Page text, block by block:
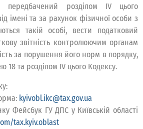
передбачений розділом IV цього
імені та за рахунок фізичної особи з
такій особі, вести податковий
звітність контролюючим органам
за порушення його норм в порядку,
18 та розділом IV цього Кодексу.
kyivobl.ikc@tax.gov.ua
Фейсбук ГУ ДПС у Київській області
tax.kyiv.oblast